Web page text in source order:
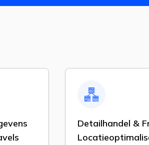
Detailhandel &